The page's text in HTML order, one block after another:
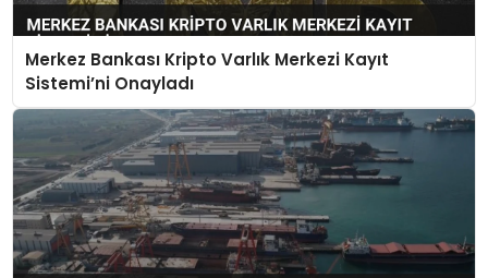
Merkez Bankası Kripto Varlık Merkezi Kayıt
Sistemi’ni Onayladı